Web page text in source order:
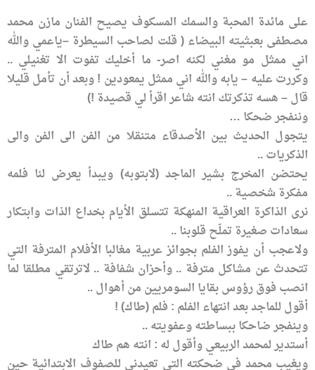
على مائدة المحبة والسمك المسكوف يصيح الفنان مازن محمد
مصطفى بعبثيته البيضاء ( قلت لصاحب السيطرة –ياعمي والله
اني ممثل مو مغني لكنه اصر- ما أخليك تفوت الا تغنيلي ..
وكررت عليه – يابه والله اني ممثل يمعودين ! وبعد أن تأمل قليلا
قال – هسه تذكرتك انته شاعر اقرأ لي قصيدة !)
وننفجر ضحكا …
يتجول الحديث بين الأصدقاء متنقلا من الفن الى الفن والى
الذكريات ..
يحتضن المخرج بشير الماجد (لابتوبه) ويبدأ يعرض لنا فلمه
مفكرة شخصية ..
نرى الذاكرة العراقية المنهكة تتسلق الأيام بخداع الذات وابتكار
سعادات صغيرة تملّح قلوبنا ..
ولاعجب أن يفوز الفلم بجوائز عربية مغالبا الأفلام المترفة التي
تتحدث عن مشاكل مترفة .. وأحزان شفافة .. لاترتقي مطلقا لما
انصب فوق رؤوس بقايا السومريين من أهوال ..
أقول للماجد بعد انتهاء الفلم : فلم (طاك) !
وينفجر ضاحكا ببساطته وعفويته ..
أستدير لمحمد الربيعي وأقول له : انته هم طاك
ويغيب محمد في ضحكته التي تعيدني للصفوف الابتدائية حين